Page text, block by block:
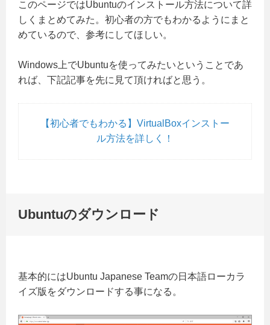
このページではUbuntuのインストール方法について詳
しくまとめてみた。初心者の方でもわかるようにまと
めているので、参考にしてほしい。
Windows上でUbuntuを使ってみたいということであ
れば、下記記事を先に見て頂ければと思う。
【初心者でもわかる】VirtualBoxインストー
ル方法を詳しく！
Ubuntuのダウンロード
基本的にはUbuntu Japanese Teamの日本語ローカラ
イズ版をダウンロードする事になる。